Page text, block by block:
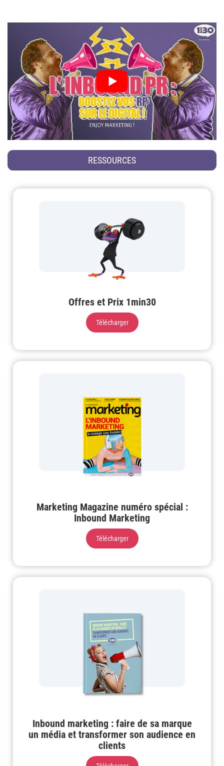
RESSOURCES
Offres et Prix 1min30
Télécharger
Marketing Magazine numéro spécial :
Inbound Marketing
Télécharger
Inbound marketing : faire de sa marque
un média et transformer son audience en
clients